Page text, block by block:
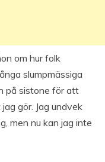
om hur folk
slumpmässiga
på sistone för att
gör. Jag undvek
men nu kan jag inte